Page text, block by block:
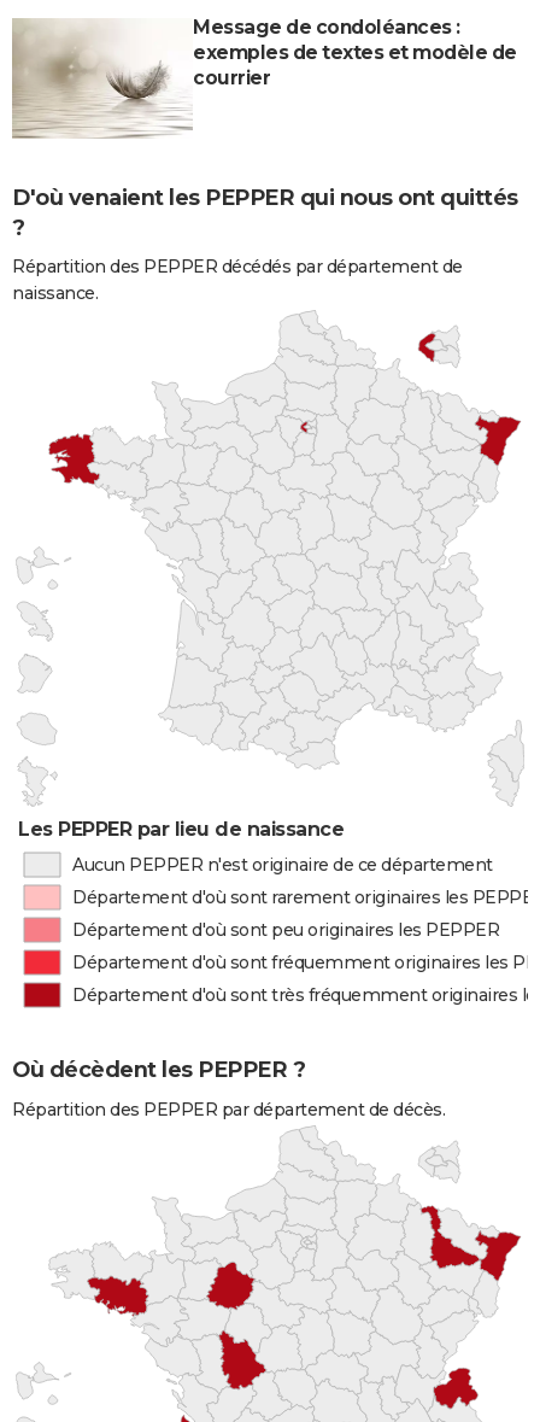
Message de condoléances :
exemples de textes et modèle de
courrier
D'où venaient les PEPPER qui nous ont quittés
?
Répartition des PEPPER décédés par département de
naissance.
Les PEPPER par lieu de naissance
Aucun PEPPER n'est originaire de ce département
Département d'où sont rarement originaires les
Département d'où sont peu originaires les PEPPER
Département d'où sont fréquemment originaires les
Département d'où sont très fréquemment originaires
Où décèdent les PEPPER ?
Répartition des PEPPER par département de décès.